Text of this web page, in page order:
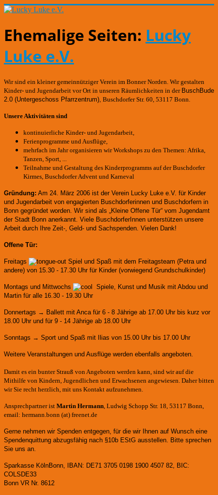
Ehemalige Seiten: Lucky
Luke e.V.
Wir sind ein kleiner gemeinnütziger Verein im Bonner Norden. Wir gestalten
Kinder- und Jugendarbeit vor Ort in unseren Räumlichkeiten in der BuschBude
2.0 (Untergeschoss Pfarrzentrum) Buschdorfer Str. 60, 53117 Bonn.
Unsere Aktivitäten sind
kontinuierliche Kinder- und Jugendarbeit,
Ferienprogramme und Ausflüge,
mehrfach im Jahr organisieren wir Workshops zu den Themen: Afrika,
Tanzen, Sport, ...
Teilnahme und Gestaltung des Kinderprogramms auf der Buschdorfer
Kirmes, Buschdorfer Advent und Karneval
Gründung: Am 24. März 2006 ist der Verein Lucky Luke e.V. für Kinder
und Jugendarbeit von engagierten Buschdorferinnen und Buschdorfern in
Bonn gegründet worden. Wir sind als „Kleine Offene Tür“ vom Jugendamt
der Stadt Bonn anerkannt. Viele BuschdorferInnen unterstützen unsere
Arbeit durch Ihre Zeit-, Geld- und Sachspenden. Vielen Dank!
Offene Tür:
Freitags
Spiel und Spaß mit dem Freitagsteam (Petra und
andere) von 15.30 - 17.30 Uhr für Kinder (vorwiegend Grundschulkinder)
Montags und Mittwochs
Spiele, Kunst und Musik mit Abdou und
Martin für alle 16.30 - 19.30 Uhr
Donnertags → Ballett mit Anca für 6 - 8 Jährige ab 17.00 Uhr bis kurz vor
18.00 Uhr und für 9 - 14 Jährige ab 18.00 Uhr
Sonntags → Sport und Spaß mit Ilias von 15.00 Uhr bis 17.00 Uhr
Weitere Veranstaltungen und Ausflüge werden ebenfalls angeboten.
Damit es ein bunter Strauß von Angeboten werden kann, sind wir auf die
Mithilfe von Kindern, Jugendlichen und Erwachsenen angewiesen. Daher bitten
wir Sie recht herzlich, mit uns Kontakt aufzunehmen.
Ansprechpartner ist Martin Hermann , Ludwig Schopp Str. 18, 53117 Bonn,
email: hermann.bonn (at) freenet.de
Gerne nehmen wir Spenden entgegen, für die wir Ihnen auf Wunsch eine
Spendenquittung abzugsfähig nach §10b EStG ausstellen. Bitte sprechen
Sie uns an.
Sparkasse KölnBonn, IBAN: DE71 3705 0198 1900 4507 82, BIC:
COLSDE33
Bonn VR Nr. 8612